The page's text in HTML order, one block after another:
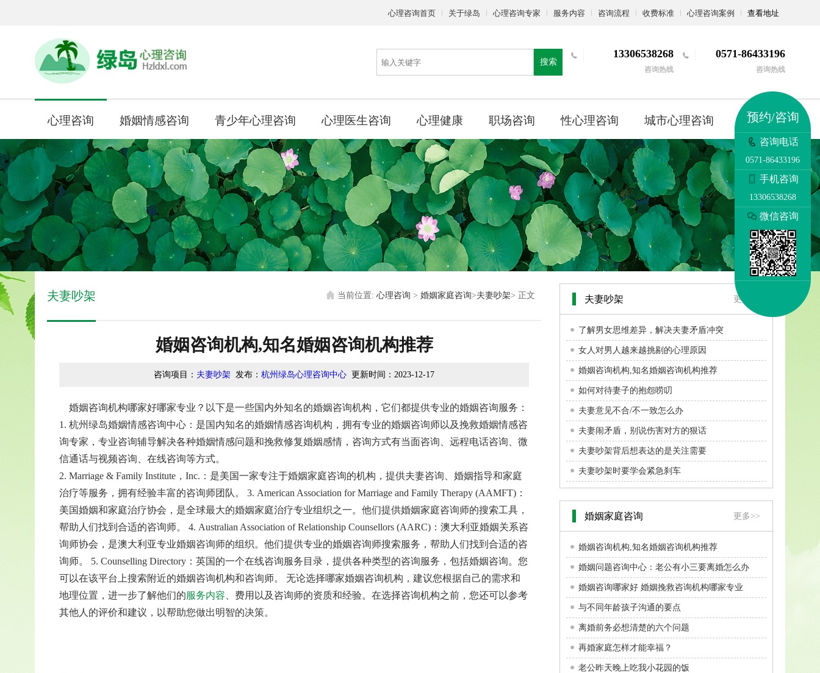
心理咨询首页 关于绿岛 心理咨询专家 服务内容 咨询流程 收费标准 心理咨询案例 查看地址
搜索
13306538268
咨询热线
0571-86433196
咨询热线
心理咨询 婚姻情感咨询 青少年心理咨询 心理医生咨询 心理健康 职场咨询 性心理咨询 城市心理咨询 更多
夫妻吵架 当前位置: 心理咨询 > 婚姻家庭咨询>夫妻吵架> 正文
婚姻咨询机构,知名婚姻咨询机构推荐
咨询项目： 夫妻吵架 发布： 杭州绿岛心理咨询中心 更新时间： 2023-12-17
婚姻咨询机构哪家好哪家专业？以下是一些国内外知名的婚姻咨询机构，它们都提供专业的婚姻咨询服务：
1. 杭州绿岛婚姻情感咨询中心：是国内知名的婚姻情感咨询机构，拥有专业的婚姻咨询师以及挽救婚姻情感咨
询专家，专业咨询辅导解决各种婚姻情感问题和挽救修复婚姻感情，咨询方式有当面咨询、远程电话咨询、微
信通话与视频咨询、在线咨询等方式。
2. Marriage & Family Institute，Inc.：是美国一家专注于婚姻家庭咨询的机构，提供夫妻咨询、婚姻指导和家庭
治疗等服务，拥有经验丰富的咨询师团队。
3. American Association for Marriage and Family Therapy (AAMFT)：
美国婚姻和家庭治疗协会，是全球最大的婚姻家庭治疗专业组织之一。他们提供婚姻家庭咨询师的搜索工具，
帮助人们找到合适的咨询师。
4. Australian Association of Relationship Counsellors (AARC)：澳大利亚婚姻关系咨
询师协会，是澳大利亚专业婚姻咨询师的组织。他们提供专业的婚姻咨询师搜索服务，帮助人们找到合适的咨
询师。
5. Counselling Directory：英国的一个在线咨询服务目录，提供各种类型的咨询服务，包括婚姻咨询。您
可以在该平台上搜索附近的婚姻咨询机构和咨询师。
无论选择哪家婚姻咨询机构，建议您根据自己的需求和
地理位置，进一步了解他们的服务内容 、费用以及咨询师的资质和经验。在选择咨询机构之前，您还可以参考
其他人的评价和建议，以帮助您做出明智的决策。
夫妻吵架 更多>>
了解男女思维差异，解决夫妻矛盾冲突
女人对男人越来越挑剔的心理原因
婚姻咨询机构,知名婚姻咨询机构推荐
如何对待妻子的抱怨唠叨
夫妻意见不合/不一致怎么办
夫妻闹矛盾，别说伤害对方的狠话
夫妻吵架背后想表达的是关注需要
夫妻吵架时要学会紧急刹车
婚姻家庭咨询 更多>>
婚姻咨询机构,知名婚姻咨询机构推荐
婚姻问题咨询中心：老公有小三要离婚怎么办
婚姻咨询哪家好 婚姻挽救咨询机构哪家专业
与不同年龄孩子沟通的要点
离婚前务必想清楚的六个问题
再婚家庭怎样才能幸福？
老公昨天晚上吃我小花园的饭
预约/咨询
咨询电话
0571-86433196
手机咨询
13306538268
微信咨询